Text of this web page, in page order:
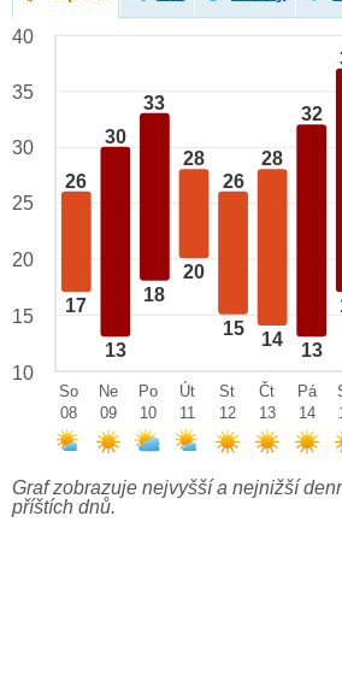
26
17
30
13
33
18
28
20
26
15
28
14
32
13
40
35
30
25
20
15
10
So
08
Ne
09
Po
10
Út
11
St
12
Čt
13
Pá
14
Graf zobrazuje nejvyšší a nejnižší
příštích dnů.